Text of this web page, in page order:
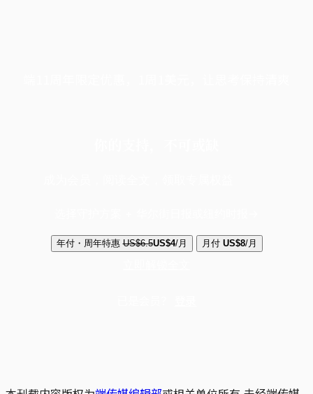
年付・周年特惠 US$6.5US$4/月 月付 US$8/月